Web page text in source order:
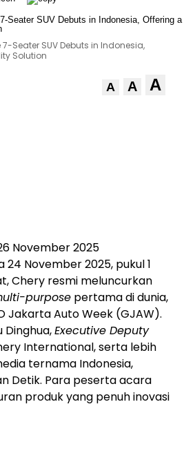
Seater SUV Debuts in Indonesia,
Solution
A A A
November 2025
24 November 2025, pukul 1
Chery resmi meluncurkan
purpose pertama di dunia,
Jakarta Auto Week (GJAW).
Dinghua,Executive Deputy
International, serta lebih
ternama Indonesia,
Detik. Para peserta acara
produk yang penuh inovasi